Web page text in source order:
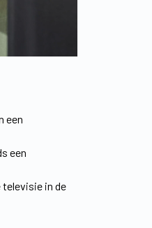
een
een
in de